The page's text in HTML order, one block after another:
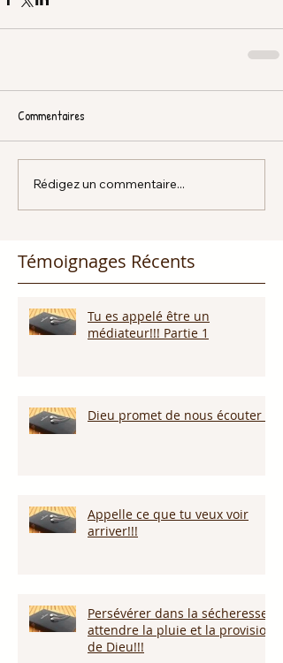
Commentaires
Rédigez un commentaire...
Témoignages Récents
Tu es appelé être un
médiateur!!! Partie 1
Dieu promet de nous écouter !
Appelle ce que tu veux voir
arriver!!!
Persévérer dans la sécheresse :
attendre la pluie et la provision
de Dieu!!!